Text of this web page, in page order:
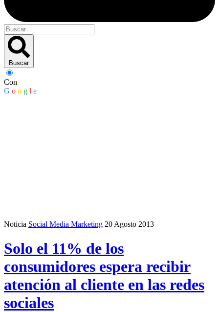
Buscar
Con
G o o g l e
Noticia Social Media Marketing 20 Agosto 2013
Solo el 11% de los
consumidores espera recibir
atención al cliente en las redes
sociales